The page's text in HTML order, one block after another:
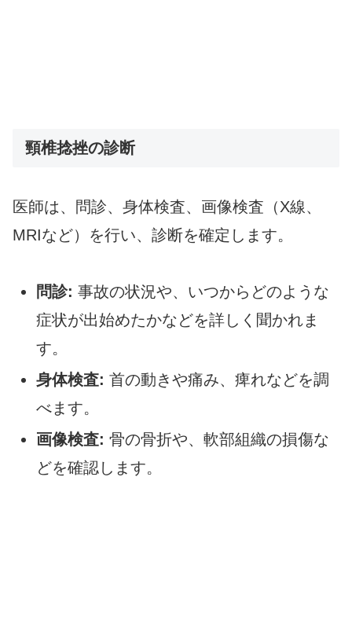
頸椎捻挫の診断
医師は、問診、身体検査、画像検査（X線、
MRIなど）を行い、診断を確定します。
問診: 事故の状況や、いつからどのような
症状が出始めたかなどを詳しく聞かれま
す。
身体検査: 首の動きや痛み、痺れなどを調
べます。
画像検査: 骨の骨折や、軟部組織の損傷な
どを確認します。